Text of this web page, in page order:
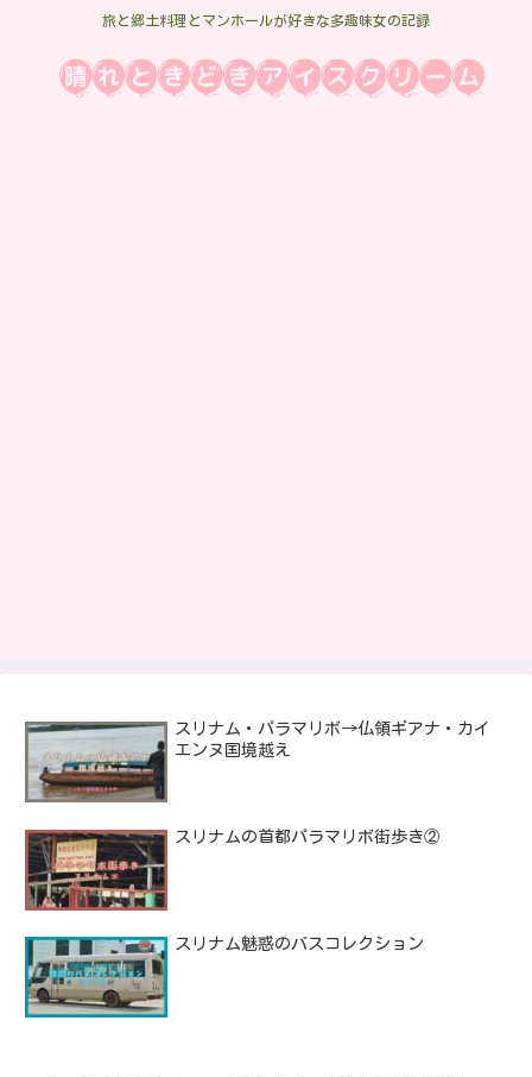
旅と郷土料理とマンホールが好きな多趣味女の記録
スリナム・パラマリボ→仏領ギアナ・カイ
エンヌ国境越え
スリナムの首都パラマリボ街歩き②
スリナム魅惑のバスコレクション